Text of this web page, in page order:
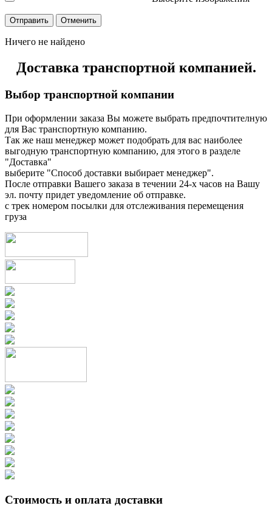
Ничего не найдено
Доставка транспортной компанией.
Выбор транспортной компании
При оформлении заказа Вы можете выбрать предпочтителную
для Вас транспортную компанию.
Так же наш менеджер может подобрать для вас наиболее
выгодную транспортную компанию, для этого в разделе
"Доставка"
выберите "Способ доставки выбирает менеджер".
После отправки Вашего заказа в течении 24-х часов на Вашу
эл. почту придет уведомление об отправке.
с трек номером посылки для отслеживания перемещения
груза
Стоимость и оплата доставки